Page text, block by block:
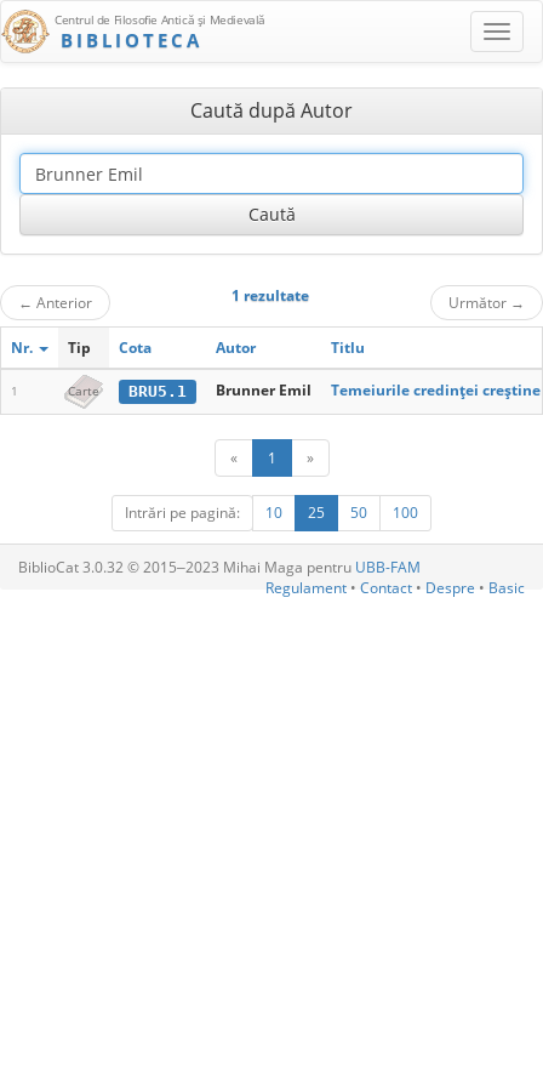
Centrul de Filosofie Antică şi Medievală
BIBLIOTECA
Caută după Autor
← Anterior 1 rezultate Următor →
Nr. Tip Cota Autor Titlu
1 Carte BRU5.1 Brunner Emil Temeiurile credinţei creştine
« 1 »
Intrări pe pagină: 10 25 50 100
BiblioCat 3.0.32 © 2015‒2023 Mihai Maga pentru UBB-FAM
Regulament • Contact • Despre • Basic